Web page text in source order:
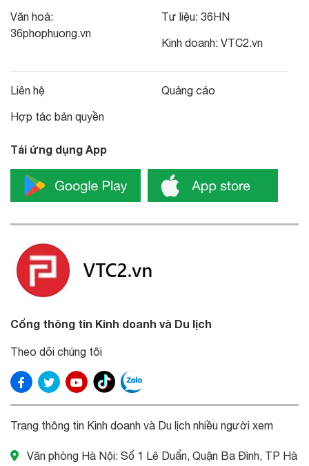
Văn hoá:
36phophuong.vn
Tư liệu: 36HN
Kinh doanh: VTC2.vn
Liên hệ
Hợp tác bản quyền
Quảng cáo
Tải ứng dụng App
Cổng thông tin Kinh doanh và Du lịch
Theo dõi chúng tôi
Trang thông tin Kinh doanh và Du lịch nhiều người xem
Văn phòng Hà Nội: Số 1 Lê Duẩn, Quận Ba Đình, TP Hà